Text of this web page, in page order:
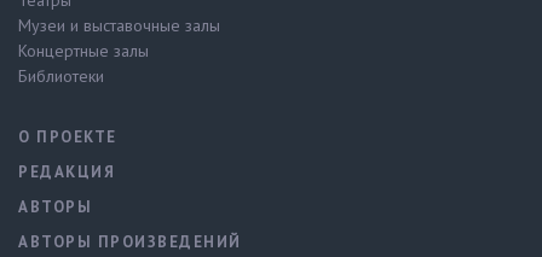
Музеи и выставочные залы
Концертные залы
Библиотеки
О ПРОЕКТЕ
РЕДАКЦИЯ
АВТОРЫ
АВТОРЫ ПРОИЗВЕДЕНИЙ